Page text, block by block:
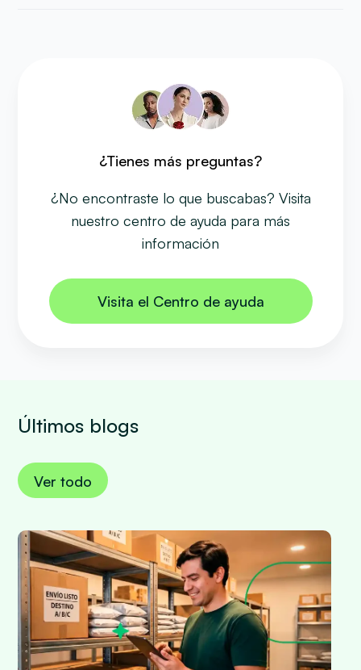
¿Tienes más preguntas?
¿No encontraste lo que buscabas? Visita
nuestro centro de ayuda para más
información
Visita el Centro de ayuda
Últimos blogs
Ver todo